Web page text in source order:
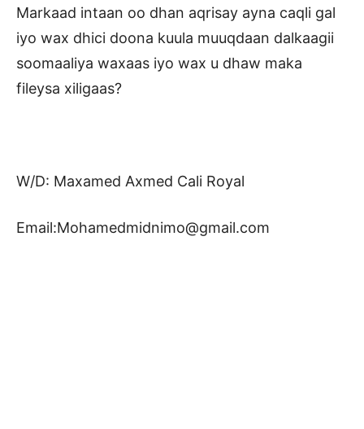
Markaad intaan oo dhan aqrisay ayna caqli gal
iyo wax dhici doona kuula muuqdaan dalkaagii
soomaaliya waxaas iyo wax u dhaw maka
fileysa xiligaas?
W/D: Maxamed Axmed Cali Royal
Email:Mohamedmidnimo@gmail.com